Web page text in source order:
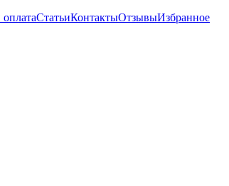
СтатьиКонтактыОтзывыИзбранное